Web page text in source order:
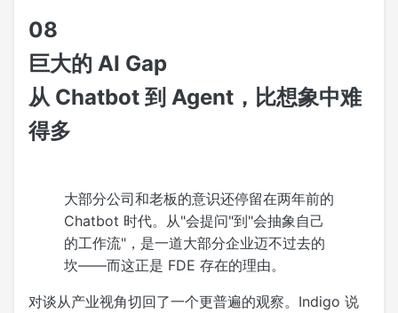
08
巨大的 AI Gap
从 Chatbot 到 Agent，比想象中难
得多
大部分公司和老板的意识还停留在两年前的
Chatbot 时代。从"会提问"到"会抽象自己
的工作流"，是一道大部分企业迈不过去的
坎——而这正是 FDE 存在的理由。
对谈从产业视角切回了一个更普遍的观察。Indigo 说